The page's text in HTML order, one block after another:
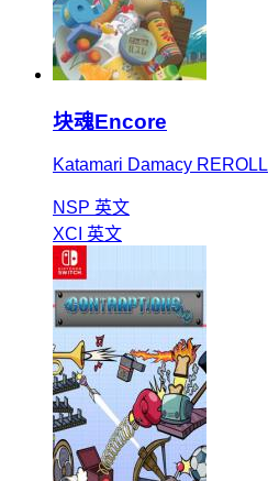
块魂Encore
Katamari Damacy REROLL
NSP 英文
XCI 英文